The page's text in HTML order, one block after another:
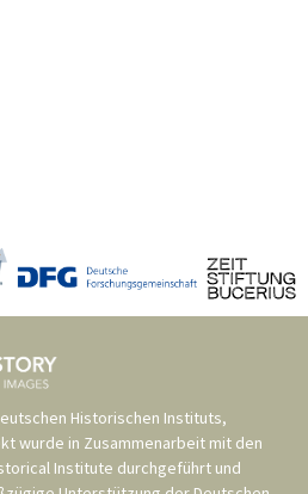
Historischen Instituts,
wurde in Zusammenarbeit mit den
Institute durchgeführt und